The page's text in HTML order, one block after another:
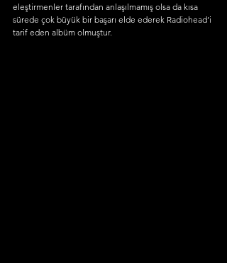
eleştirmenler tarafından anlaşılmamış olsa da kısa
sürede çok büyük bir başarı elde ederek Radiohead’i
tarif eden albüm olmuştur.